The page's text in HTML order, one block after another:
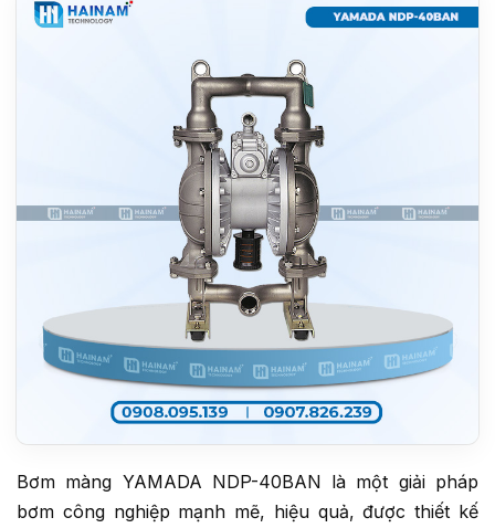
Bơm màng YAMADA NDP-40BAN là một giải pháp
bơm công nghiệp mạnh mẽ, hiệu quả, được thiết kế